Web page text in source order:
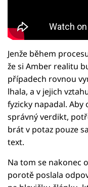
Jenže během
že si Amber realitu
případech rovnou
lhala, a v jejich
fyzicky napadal.
správný verdikt,
brát v potaz pouze
text.
Na tom se nakonec
porotě poslala